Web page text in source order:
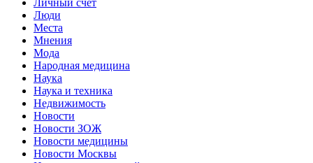
Личный счет
Люди
Места
Мнения
Мода
Народная медицина
Наука
Наука и техника
Недвижимость
Новости
Новости ЗОЖ
Новости медицины
Новости Москвы